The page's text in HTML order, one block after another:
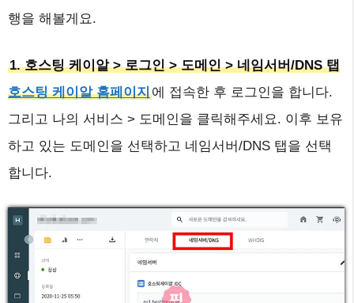
행을 해볼게요.
1. 호스팅 케이알 > 로그인 > 도메인 > 네임서버/DNS 탭
호스팅 케이알 홈페이지에 접속한 후 로그인을 합니다.
그리고 나의 서비스 > 도메인을 클릭해주세요. 이후 보유
하고 있는 도메인을 선택하고 네임서버/DNS 탭을 선택
합니다.